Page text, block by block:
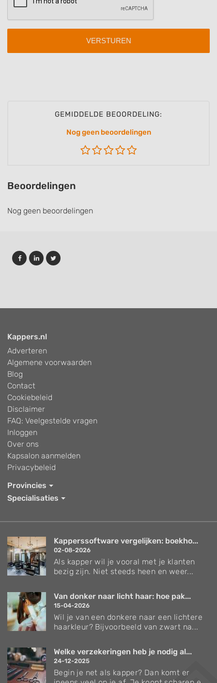
GEMIDDELDE BEOORDELING:
Nog geen beoordelingen
Beoordelingen
Nog geen beoordelingen
Kappers.nl
Adverteren
Algemene voorwaarden
Blog
Contact
Cookiebeleid
Disclaimer
FAQ: Veelgestelde vragen
Inloggen
Over ons
Kapsalon aanmelden
Privacybeleid
Provincies
Specialisaties
Kapperssoftware vergelijken: boekho...
02-08-2026
Als kapper wil je vooral met je klanten
bezig zijn. Niet steeds heen en weer...
Van donker naar licht haar: hoe pak...
15-04-2026
Wil je van een donkere naar een lichtere
haarkleur? Bijvoorbeeld van zwart na...
Welke verzekeringen heb je nodig al...
24-12-2025
Begin je net als kapper? Dan komt er